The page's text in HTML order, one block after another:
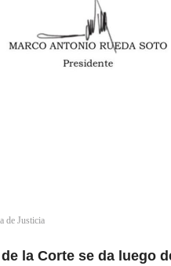
de Justicia
la Corte se da luego